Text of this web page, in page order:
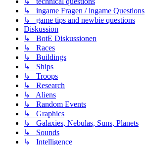
↳ ingame Fragen / ingame Questions
↳ game tips and newbie questions
Diskussion
↳ BotE Diskussionen
↳ Races
↳ Buildings
↳ Ships
↳ Troops
↳ Research
↳ Aliens
↳ Random Events
↳ Graphics
↳ Galaxies, Nebulas, Suns, Planets
↳ Sounds
↳ Intelligence